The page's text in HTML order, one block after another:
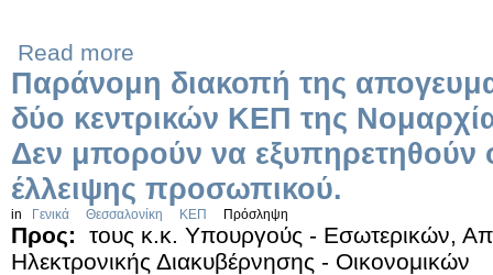
Read more
Παράνομη διακοπή της
δύο κεντρικών ΚΕΠ της
Δεν μπορούν να εξυπηρετηθούν
έλλειψης προσωπικού.
in Γενικά Θεσσαλονίκη ΚΕΠ Πρόσληψη
Προς:
τους κ.κ. Υπουργούς - Εσωτερικών,
Ηλεκτρονικής Διακυβέρνησης - Οικονομικών